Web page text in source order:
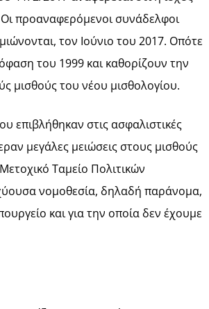
προαναφερόμενοι συνάδελφοι
τον Ιούνιο του 2017. Οπότε
του 1999 και καθορίζουν την
μισθούς του νέου μισθολογίου.
επιβλήθηκαν στις ασφαλιστικές
μεγάλες μειώσεις στους μισθούς
Ταμείο Πολιτικών
νομοθεσία, δηλαδή παράνομα,
και για την οποία δεν έχουμε